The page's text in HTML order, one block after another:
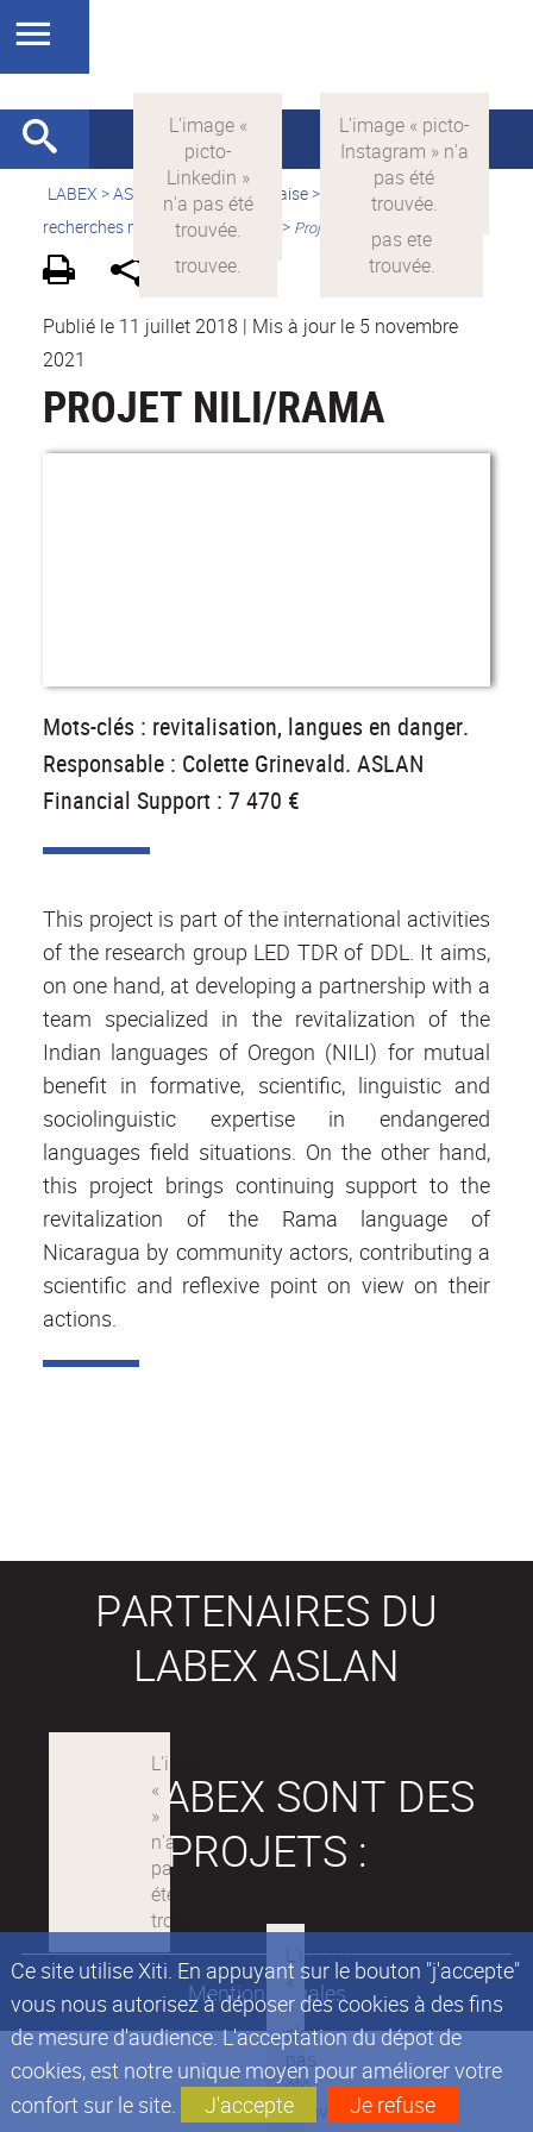
Ce site utilise Xiti. En appuyant sur le bouton "j'accepte"
vous nous autorisez à déposer des cookies à des fins
de mesure d'audience. L'acceptation du dépot de
cookies, est notre unique moyen pour améliorer votre
confort sur le site.
J'accepte Je refuse
LABEX >ASLAN > Version française>
Quelles sont les
recherches menées par ASLAN ?
> Projets financés par ASLAN
Publié le 11 juillet 2018 | Mis à jour le 5 novembre
2021
PROJET NILI/RAMA
Mots-clés : revitalisation, langues en danger.
Responsable : Colette Grinevald. ASLAN
Financial Support : 7 470 €
This project is part of the international activities
of the research group LED TDR of DDL. It aims,
on one hand, at developing a partnership with a
team specialized in the revitalization of the
Indian languages of Oregon (NILI) for mutual
benefit in formative, scientific, linguistic and
sociolinguistic expertise in endangered
languages field situations. On the other hand,
this project brings continuing support to the
revitalization of the Rama language of
Nicaragua by community actors, contributing a
scientific and reflexive point on view on their
actions.
PARTENAIRES DU
LABEX ASLAN
LES LABEX SONT DES
PROJETS :
Mentions légales